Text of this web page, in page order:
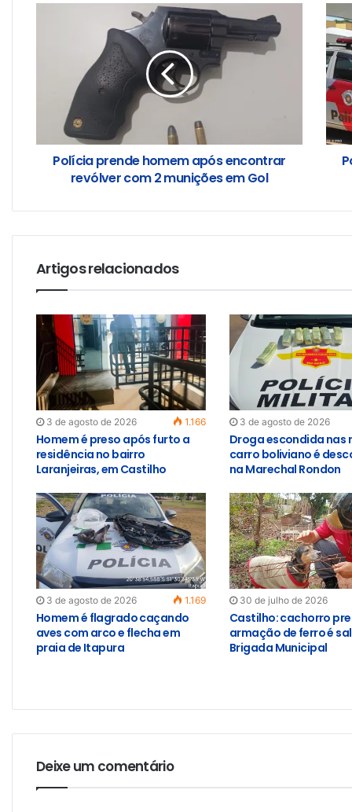
Polícia prende homem após encontrar
revólver com 2 munições em Gol
Artigos relacionados
3 de agosto de 2026 1.166
Homem é preso após furto a
residência no bairro
Laranjeiras, em Castilho
3 de agosto de 2026
Droga escondida nas
carro boliviano é
na Marechal Rondon
3 de agosto de 2026 1.169
Homem é flagrado caçando
aves com arco e flecha em
praia de Itapura
30 de julho de 2026
Castilho: cachorro
armação de ferro é
Brigada Municipal
Deixe um comentário